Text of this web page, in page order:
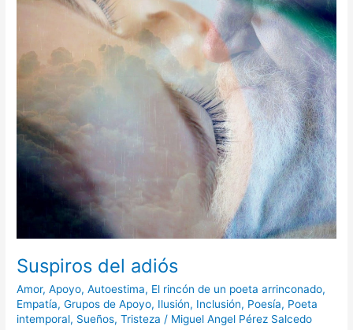
Suspiros del adiós
Amor,Apoyo,Autoestima, El rincón de un poeta arrinconado,
Empatía,Grupos de Apoyo, Ilusión, Inclusión, Poesía, Poeta
intemporal, Sueños,Tristeza / Miguel Angel Pérez Salcedo